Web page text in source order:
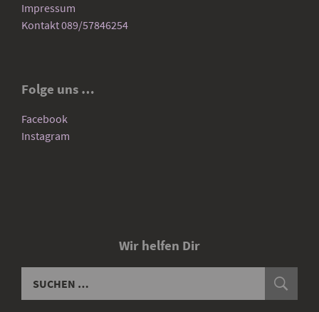
Impressum
Kontakt 089/57846254
Folge uns …
Facebook
Instagram
Wir helfen Dir